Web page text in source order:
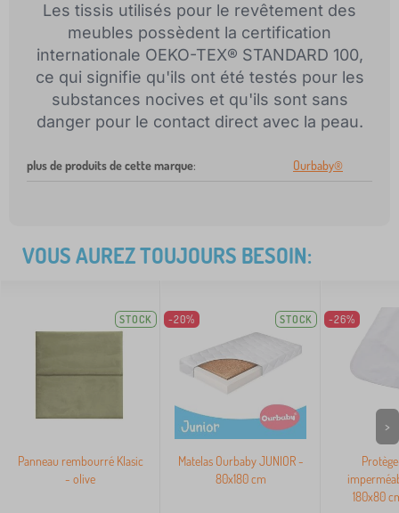
Les tissis utilisés pour le revêtement des
meubles possèdent la certification
internationale OEKO-TEX® STANDARD 100,
ce qui signifie qu'ils ont été testés pour les
substances nocives et qu'ils sont sans
danger pour le contact direct avec la peau.
plus de produits de cette marque: Ourbaby®
VOUS AUREZ TOUJOURS BESOIN:
STOCK
Panneau rembourré Klasic
- olive
-20% STOCK
Matelas Ourbaby JUNIOR -
80x180 cm
-26%
180x80
>